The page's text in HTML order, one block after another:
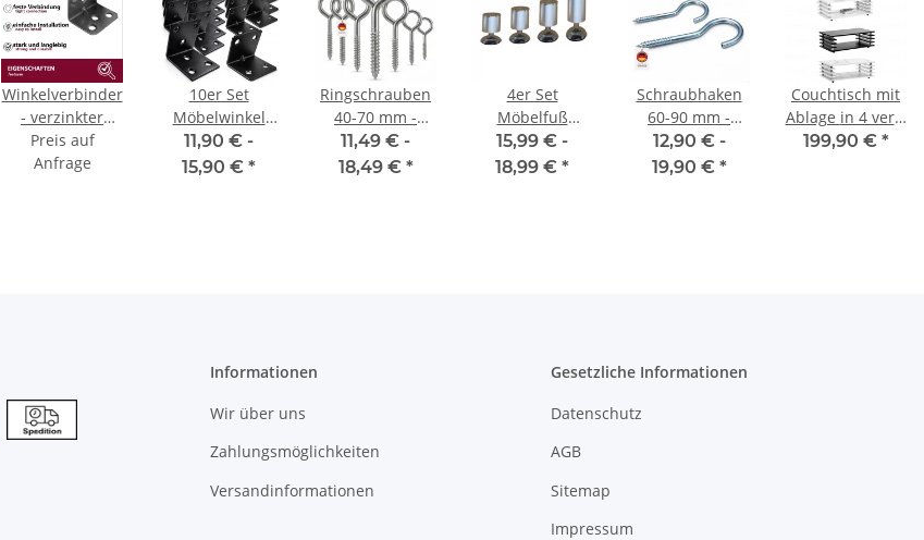
Winkelverbinder
- verzinkter
Stahl 3,5x3,5 cm
Preis auf
Anfrage
10er Set
Möbelwinkel
Schwarz in 2
ver. Größen 3/4
11,90 € -
15,90 € *
Ringschrauben
40-70 mm -
glanzverzinkt
11,49 € -
18,49 € *
4er Set
Möbelfuß
Aluminium Matt
in 4 ver. Größen
15,99 € -
18,99 € *
Schraubhaken
60-90 mm -
glanzverzinkt
12,90 € -
19,90 € *
Couchtisch mit
Ablage in 4 vers.
Farben
199,90 € *
Informationen
Wir über uns
Zahlungsmöglichkeiten
Versandinformationen
Gesetzliche Informationen
Datenschutz
AGB
Sitemap
Impressum